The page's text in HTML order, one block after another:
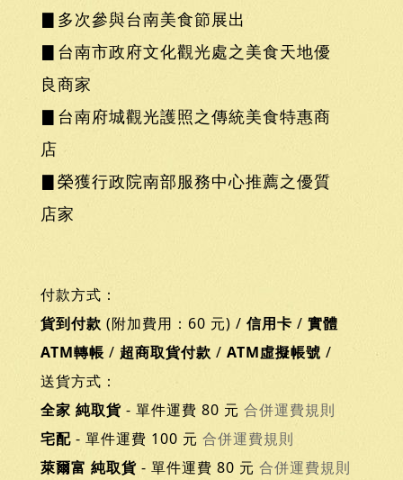
▊多次參與台南美食節展出
▊台南市政府文化觀光處之美食天地優
良商家
▊台南府城觀光護照之傳統美食特惠商
店
▊榮獲行政院南部服務中心推薦之優質
店家
付款方式：
貨到付款 (附加費用：60 元) / 信用卡 / 實體
ATM轉帳 / 超商取貨付款 / ATM虛擬帳號 /
送貨方式：
全家 純取貨 - 單件運費 80 元 合併運費規則
宅配 - 單件運費 100 元 合併運費規則
萊爾富 純取貨 - 單件運費 80 元 合併運費規則